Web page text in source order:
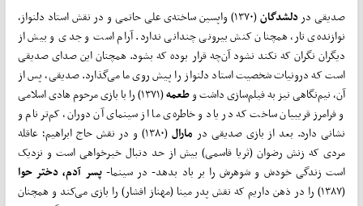
صدیقی در دلشدگان
(۱۳۷۰) واپسین ساخته‌ی علی حاتمی و در نقش استاد دلنواز،
نوازنده‌ی تار، همچنان کنش بیرونی چندانی ندارد. آرام است و جدی و بیش از
دیگران نگران که نکند نشود آن­‌چه قرار بوده که بشود. همچنان این صدای صدیقی
است که درونیات شخصیت استاد دلنواز را پیش روی ما می­‌گذارد. صدیقی، پس از
آن، نیم‌نگاهی نیز به فیلم‌­سازی داشت وطعمه
(۱۳۷۱) را با بازی مرحوم هادی اسلامی
و فرامرز قریبیان ساخت که در یاد و خاطره‌ی ما از سینمای آن دوران، کم‌­تر نام و
نشانی دارد. بعد از بازی­ صدیقی در مارال
(۱۳۸۰) و در نقش حاج ابراهیم؛ عاقله
مردی که زنش رضوان (ثریا قاسمی) بیش از حد دنبال خیرخواهی است و نزدیک
است زندگی خودش و شوهرش را بر باد بدهد- در سینما- پسر آدم، دختر حوا
(۱۳۸۷) را در ذهن داریم که نقش پدر مینا (مهناز افشار) را بازی می­‌کند و همچنان